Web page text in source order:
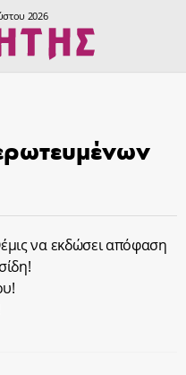
2026
να εκδώσει απόφαση